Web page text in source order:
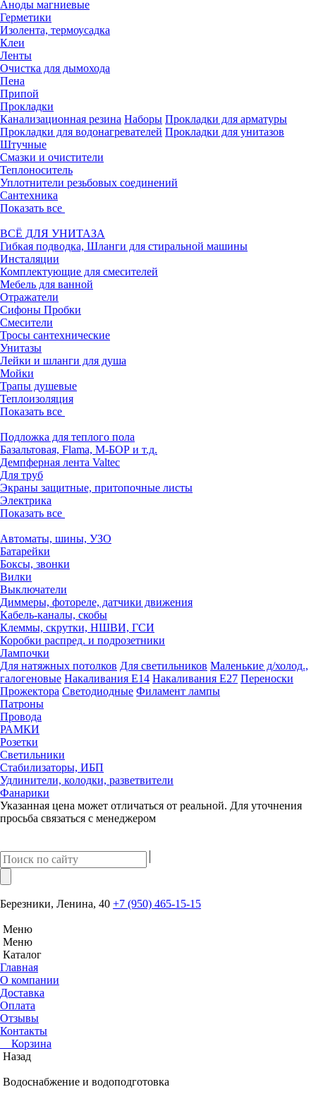
Аноды магниевые
Герметики
Изолента, термоусадка
Клеи
Ленты
Очистка для дымохода
Пена
Припой
Прокладки
Канализационная резина Наборы Прокладки для арматуры
Прокладки для водонагревателей Прокладки для унитазов
Штучные
Смазки и очистители
Теплоноситель
Уплотнители резьбовых соединений
Сантехника
Показать все
ВСЁ ДЛЯ УНИТАЗА
Гибкая подводка, Шланги для стиральной машины
Инсталяции
Комплектующие для смесителей
Мебель для ванной
Отражатели
Сифоны Пробки
Смесители
Тросы сантехнические
Унитазы
Лейки и шланги для душа
Мойки
Трапы душевые
Теплоизоляция
Показать все
Подложка для теплого пола
Базальтовая, Flama, М-БОР и т.д.
Демпферная лента Valtec
Для труб
Экраны защитные, притопочные листы
Электрика
Показать все
Автоматы, шины, УЗО
Батарейки
Боксы, звонки
Вилки
Выключатели
Диммеры, фотореле, датчики движения
Кабель-каналы, скобы
Клеммы, скрутки, НШВИ, ГСИ
Коробки распред. и подрозетники
Лампочки
Для натяжных потолков Для светильников Маленькие д/холод.,
галогеновые Накаливания Е14 Накаливания Е27 Переноски
Прожектора Светодиодные Филамент лампы
Патроны
Провода
РАМКИ
Розетки
Светильники
Стабилизаторы, ИБП
Удлинители, колодки, разветвители
Фанарики
Указанная цена может отличаться от реальной. Для уточнения
просьба связаться с менеджером
Березники, Ленина, 40 +7 (950) 465-15-15
Меню
Меню
Каталог
Главная
О компании
Доставка
Оплата
Отзывы
Контакты
Корзина
Назад
Водоснабжение и водоподготовка